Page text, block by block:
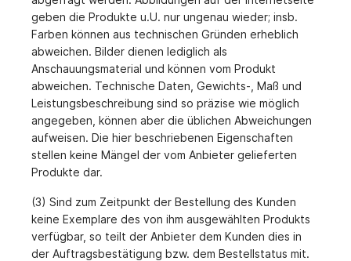
geben die Produkte u.U. nur ungenau wieder; insb.
Farben können aus technischen Gründen erheblich
abweichen. Bilder dienen lediglich als
Anschauungsmaterial und können vom Produkt
abweichen. Technische Daten, Gewichts-, Maß und
Leistungsbeschreibung sind so präzise wie möglich
angegeben, können aber die üblichen Abweichungen
aufweisen. Die hier beschriebenen Eigenschaften
stellen keine Mängel der vom Anbieter gelieferten
Produkte dar.
(3) Sind zum Zeitpunkt der Bestellung des Kunden
keine Exemplare des von ihm ausgewählten Produkts
verfügbar, so teilt der Anbieter dem Kunden dies in
der Auftragsbestätigung bzw. dem Bestellstatus mit.